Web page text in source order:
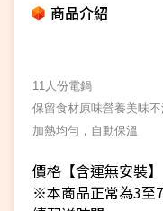
商品介紹
11人份電鍋
保留食材原味營養美味不
加熱均勻，自動保溫
價格【含運無安裝】
※本商品正常為3至